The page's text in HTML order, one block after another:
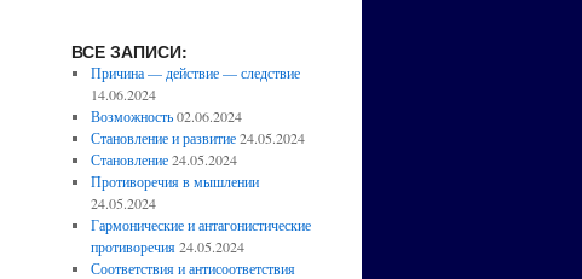
ВСЕ ЗАПИСИ:
Причина — действие — следствие
14.06.2024
Возможность 02.06.2024
Становление и развитие 24.05.2024
Становление 24.05.2024
Противоречия в мышлении
24.05.2024
Гармонические и антагонистические
противоречия 24.05.2024
Соответствия и антисоответствия